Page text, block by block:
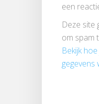
een
Deze site
om spam
Bekijk